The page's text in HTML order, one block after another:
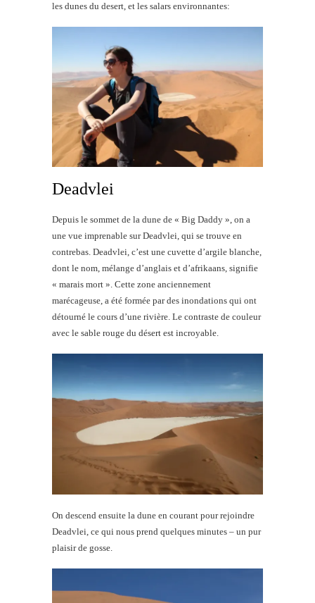
les dunes du desert, et les salars environnantes:
Deadvlei
Depuis le sommet de la dune de « Big Daddy », on a
une vue imprenable sur Deadvlei, qui se trouve en
contrebas. Deadvlei, c’est une cuvette d’argile blanche,
dont le nom, mélange d’anglais et d’afrikaans, signifie
« marais mort ». Cette zone anciennement
marécageuse, a été formée par des inondations qui ont
détourné le cours d’une rivière. Le contraste de couleur
avec le sable rouge du désert est incroyable.
On descend ensuite la dune en courant pour rejoindre
Deadvlei, ce qui nous prend quelques minutes – un pur
plaisir de gosse.